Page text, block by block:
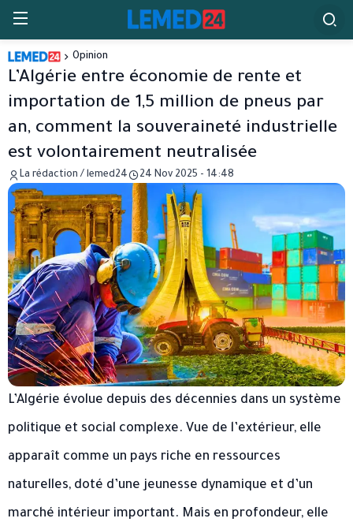
Opinion
L’Algérie entre économie de rente et
importation de 1,5 million de pneus par
an, comment la souveraineté industrielle
est volontairement neutralisée
La rédaction / lemed24 24 Nov 2025 - 14:48
L’Algérie évolue depuis des décennies dans un système
politique et social complexe. Vue de l’extérieur, elle
apparaît comme un pays riche en ressources
naturelles, doté d’une jeunesse dynamique et d’un
marché intérieur important. Mais en profondeur, elle